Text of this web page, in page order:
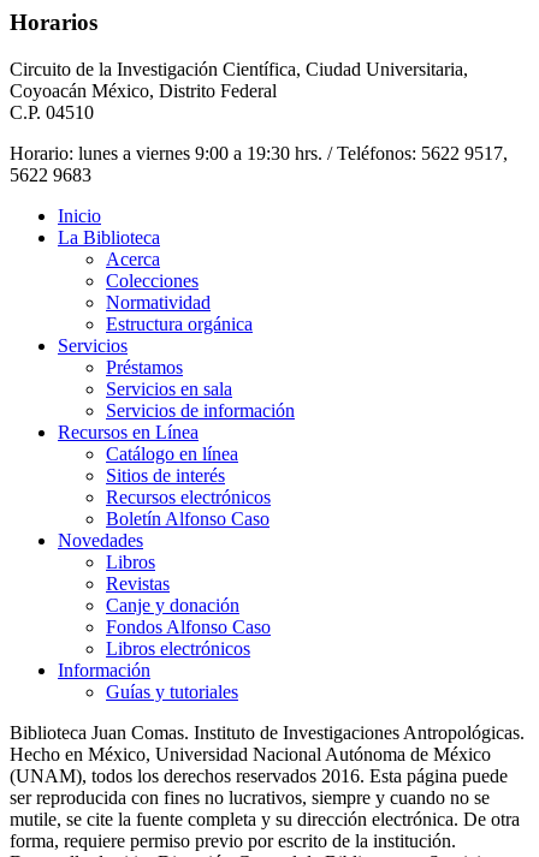
Horarios
Circuito de la Investigación Científica, Ciudad Universitaria,
Coyoacán México, Distrito Federal
C.P. 04510
Horario: lunes a viernes 9:00 a 19:30 hrs. / Teléfonos: 5622 9517,
5622 9683
Inicio
La Biblioteca
Acerca
Colecciones
Normatividad
Estructura orgánica
Servicios
Préstamos
Servicios en sala
Servicios de información
Recursos en Línea
Catálogo en línea
Sitios de interés
Recursos electrónicos
Boletín Alfonso Caso
Novedades
Libros
Revistas
Canje y donación
Fondos Alfonso Caso
Libros electrónicos
Información
Guías y tutoriales
Biblioteca Juan Comas. Instituto de Investigaciones Antropológicas.
Hecho en México, Universidad Nacional Autónoma de México
(UNAM), todos los derechos reservados 2016. Esta página puede
ser reproducida con fines no lucrativos, siempre y cuando no se
mutile, se cite la fuente completa y su dirección electrónica. De otra
forma, requiere permiso previo por escrito de la institución.